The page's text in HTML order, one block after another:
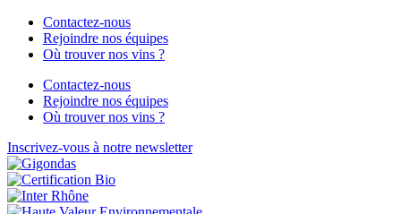
Contactez-nous
Rejoindre nos équipes
Où trouver nos vins ?
Contactez-nous
Rejoindre nos équipes
Où trouver nos vins ?
Inscrivez-vous à notre newsletter